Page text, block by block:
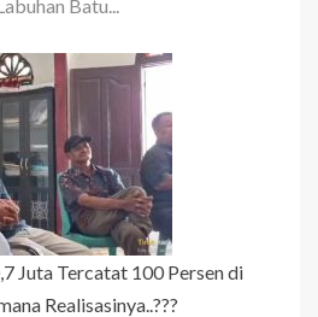
Batu...
Juta Tercatat 100 Persen di
Realisasinya..???